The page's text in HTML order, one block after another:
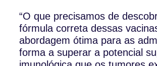
“O que precisamos de
fórmula correta dessas
abordagem ótima para as
forma a superar a potencial